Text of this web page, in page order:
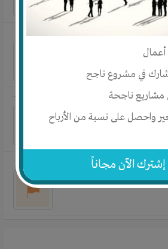
في مشروع ناجح
مشاريع ناجحة
واحصل على نسبة من الأرباح
إشترك الآن مجاناً